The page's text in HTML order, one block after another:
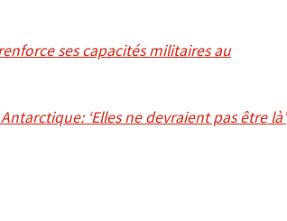
ses capacités militaires au
‘Elles ne devraient pas être là’